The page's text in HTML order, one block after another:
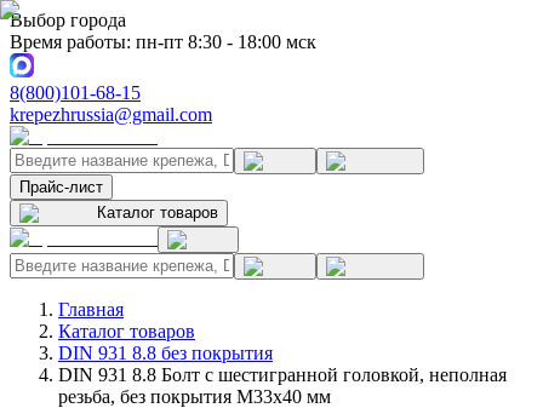
Выбор города
Время работы: пн-пт 8:30 - 18:00 мск
8(800)101-68-15
krepezhrussia@gmail.com
Прайс-лист
Каталог товаров
Главная
Каталог товаров
DIN 931 8.8 без покрытия
DIN 931 8.8 Болт с шестигранной головкой, неполная
резьба, без покрытия M33x40 мм